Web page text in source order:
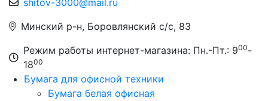
shitov-3000@mail.ru
Минский р-н, Боровлянский с/с, 83
Режим работы интернет-магазина: Пн.-Пт.: 900-
1800
Бумага для офисной техники
Бумага белая офисная